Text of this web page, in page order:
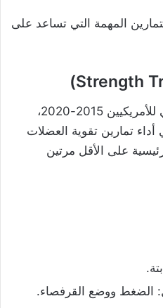
المهمة التي تساعد على
وفقًا لإرشادات النشاط البدني للأمريكيين 2015-2020،
أداء تمارين تقوية العضلات
على الأقل مرتين
الضغط ووضع القرفصاء.